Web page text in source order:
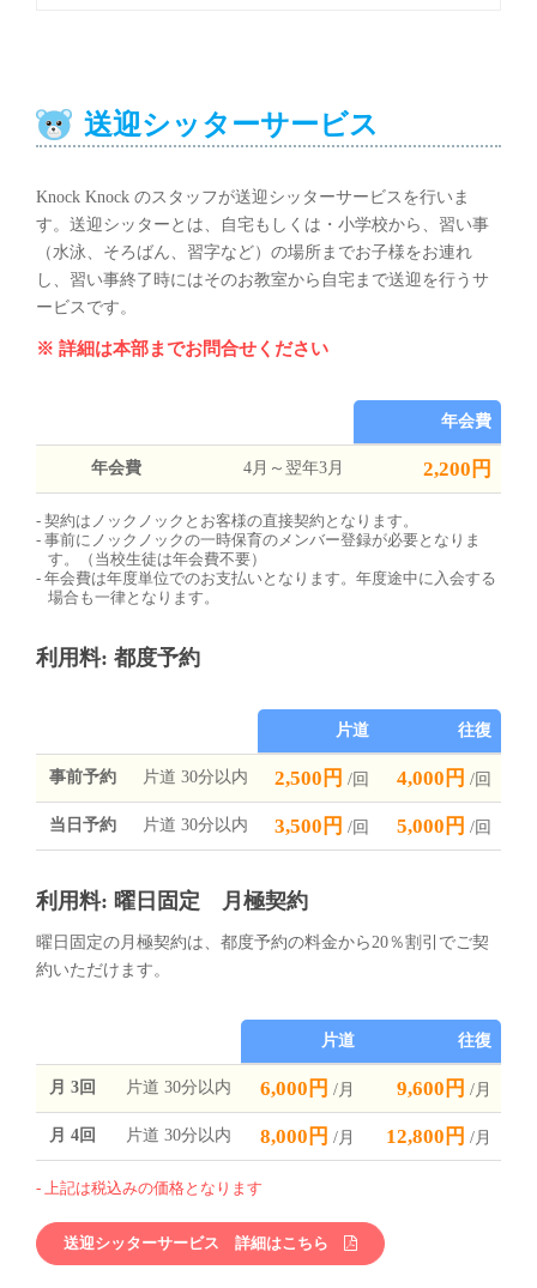
送迎シッターサービス
Knock Knock のスタッフが送迎シッターサービスを行いま
す。送迎シッターとは、自宅もしくは・小学校から、習い事
（水泳、そろばん、習字など）の場所までお子様をお連れ
し、習い事終了時にはそのお教室から自宅まで送迎を行うサ
ービスです。
※ 詳細は本部までお問合せください
年会費
年会費 4月～翌年3月 2,200円
契約はノックノックとお客様の直接契約となります。
事前にノックノックの一時保育のメンバー登録が必要となりま
す。（当校生徒は年会費不要）
年会費は年度単位でのお支払いとなります。年度途中に入会する
場合も一律となります。
利用料: 都度予約
片道 往復
事前予約 片道 30分以内 2,500円 /回 4,000円 /回
当日予約 片道 30分以内 3,500円 /回 5,000円 /回
利用料: 曜日固定 月極契約
曜日固定の月極契約は、都度予約の料金から20％割引でご契
約いただけます。
片道 往復
月 3回 片道 30分以内 6,000円 /月 9,600円 /月
月 4回 片道 30分以内 8,000円 /月 12,800円 /月
上記は税込みの価格となります
送迎シッターサービス 詳細はこちら